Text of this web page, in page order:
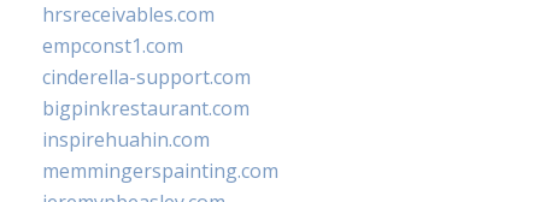
hrsreceivables.com
empconst1.com
cinderella-support.com
bigpinkrestaurant.com
inspirehuahin.com
memmingerspainting.com